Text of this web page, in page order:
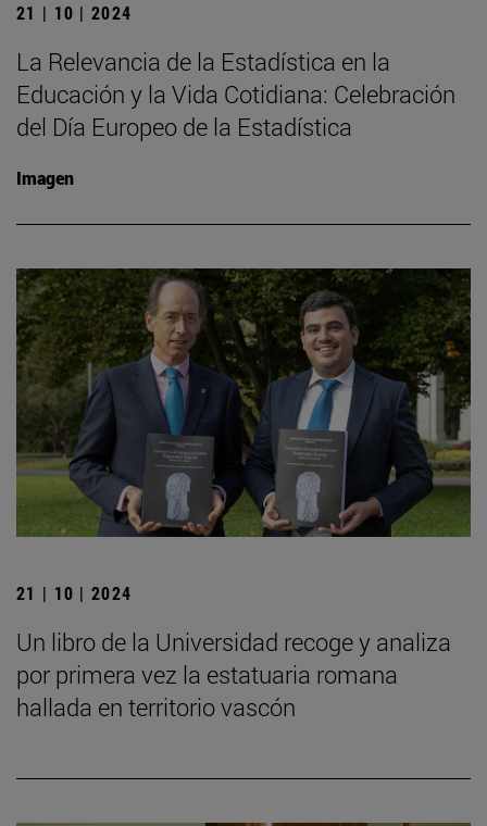
21 | 10 | 2024
La Relevancia de la Estadística en la
Educación y la Vida Cotidiana: Celebración
del Día Europeo de la Estadística
Imagen
21 | 10 | 2024
Un libro de la Universidad recoge y analiza
por primera vez la estatuaria romana
hallada en territorio vascón